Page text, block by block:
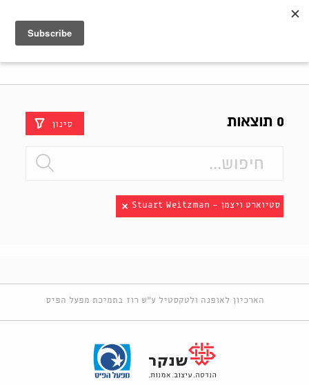
0 תוצאות סינון
סטיוארט ויצמן - Stuart Weitzman
הארכיון לאופנה ולטקסטיל ע"ש רוז בתמיכת מפעל הפיס